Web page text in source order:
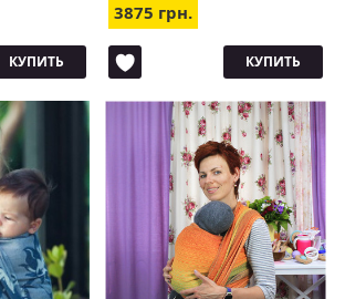
КУПИТЬ
3875 грн.
КУПИТЬ